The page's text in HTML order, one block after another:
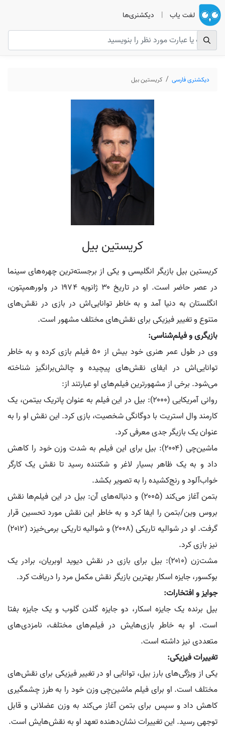
لغت یاب | دیکشنری‌ها
دیکشنری فارسی کریستین بیل
کریستین بیل
کریستین بیل بازیگر انگلیسی و یکی از برجسته‌ترین چهره‌های سینما
در عصر حاضر است. او در تاریخ ۳۰ ژانویه ۱۹۷۴ در ولورهمپتون،
انگلستان به دنیا آمد و به خاطر توانایی‌اش در بازی در نقش‌های
متنوع و تغییر فیزیکی برای نقش‌های مختلف مشهور است.
بازیگری و فیلم‌شناسی:
وی در طول عمر هنری خود بیش از ۵۰ فیلم بازی کرده و به خاطر
توانایی‌اش در ایفای نقش‌های پیچیده و چالش‌برانگیز شناخته
می‌شود. برخی از مشهورترین فیلم‌های او عبارتند از:
روانی آمریکایی (۲۰۰۰): بیل در این فیلم به عنوان پاتریک بیتمن، یک
کارمند وال استریت با دوگانگی شخصیت، بازی کرد. این نقش او را به
عنوان یک بازیگر جدی معرفی کرد.
ماشین‌چی (۲۰۰۴): بیل برای این فیلم به شدت وزن خود را کاهش
داد و به یک ظاهر بسیار لاغر و شکننده رسید تا نقش یک کارگر
خواب‌آلود و رنج‌کشیده را به تصویر بکشد.
بتمن آغاز می‌کند (۲۰۰۵) و دنباله‌های آن: بیل در این فیلم‌ها نقش
بروس وین/بتمن را ایفا کرد و به خاطر این نقش مورد تحسین قرار
گرفت. او در شوالیه تاریکی (۲۰۰۸) و شوالیه تاریکی برمی‌خیزد (۲۰۱۲)
نیز بازی کرد.
مشت‌زن (۲۰۱۰): بیل برای بازی در نقش دیوید اوبریان، برادر یک
بوکسور، جایزه اسکار بهترین بازیگر نقش مکمل مرد را دریافت کرد.
جوایز و افتخارات:
بیل برنده یک جایزه اسکار، دو جایزه گلدن گلوب و یک جایزه بفتا
است. او به خاطر بازی‌هایش در فیلم‌های مختلف، نامزدی‌های
متعددی نیز داشته است.
تغییرات فیزیکی:
یکی از ویژگی‌های بارز بیل، توانایی او در تغییر فیزیکی برای نقش‌های
مختلف است. او برای فیلم ماشین‌چی وزن خود را به طرز چشمگیری
کاهش داد و سپس برای بتمن آغاز می‌کند به وزن عضلانی و قابل
توجهی رسید. این تغییرات نشان‌دهنده تعهد او به نقش‌هایش است.